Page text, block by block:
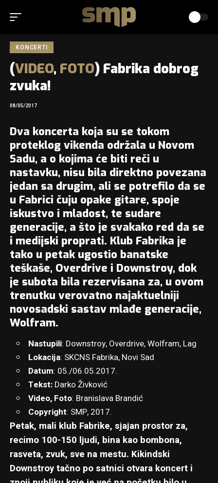
KONCERTI
(VIDEO, FOTO) Fabrika dobrog
zvuka!
08/05/2017
Dva koncerta koja su se tokom
proteklog vikenda održala u Novom
Sadu, a o kojima će biti reči u
nastavku, nisu bila direktno povezana
jedan sa drugim, ali se potrefilo da se
u Fabrici čuju opake gitare, spoje
iskustvo i mladost, te sudare
generacije, a što je svakako red da se
i medijski proprati. Klub Fabrika je
tako u petak ugostio banatske
teškaše, Overdrive i Downstroy, dok
je subota bila rezervisana za, u ovom
trenutku verovatno najaktuelniji
novosadski sastav mlađe generacije,
Wolfram.
Nastupili: Downstroy, Overdrive, Wolfram, Lag
Lokacija: SKCNS Fabrika, Novi Sad
Datum: 05./06.05.2017.
Tekst: Darko Živković
Video, Foto: Branislava Brandić
Copyright: SMP, 2017.
Petak, mali klub Fabrike, sjajan prostor za,
recimo 100-150 ljudi, bina kao bombona,
rasveta, zvuk, sve na mestu. Kikindski
Downstroy tačno po satnici otvara koncert i